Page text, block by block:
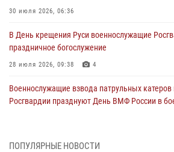
30 июля 2026, 06:36
В День крещения Руси военнослужащие
праздничное богослужение
28 июля 2026, 09:38 4
Военнослужащие взвода патрульных катеров
Росгвардии празднуют День ВМФ России в
Татарстанские росгвардейцы завоевали
ПОПУЛЯРНЫЕ НОВОСТИ